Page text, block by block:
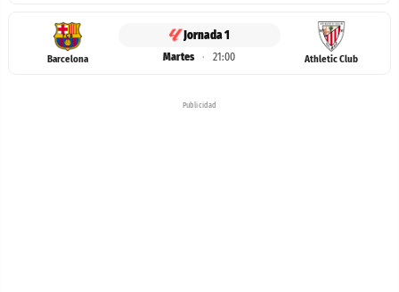
Barcelona
Jornada 1
Martes · 21:00 Athletic Club
Publicidad